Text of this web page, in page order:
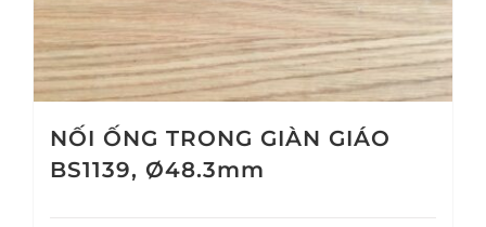
NỐI ỐNG TRONG GIÀN GIÁO
BS1139, Ø48.3mm